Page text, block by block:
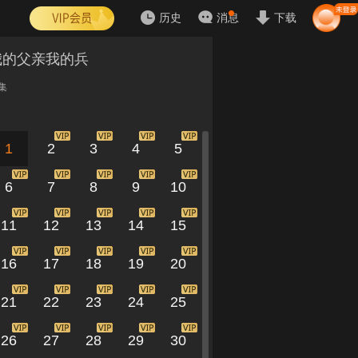
历史 消息 下载
父亲我的兵
1 2 3 4 5
6 7 8 9 10
11 12 13 14 15
16 17 18 19 20
21 22 23 24 25
26 27 28 29 30